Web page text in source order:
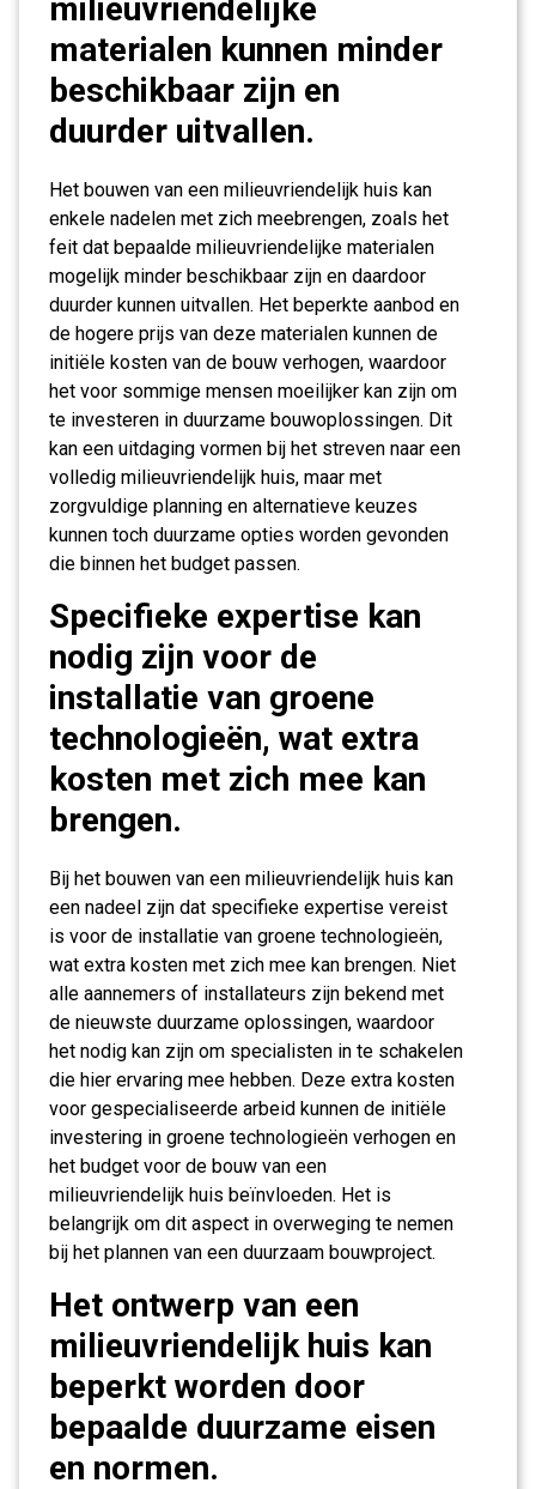
milieuvriendelijke
materialen kunnen minder
beschikbaar zijn en
duurder uitvallen.
Het bouwen van een milieuvriendelijk huis kan
enkele nadelen met zich meebrengen, zoals het
feit dat bepaalde milieuvriendelijke materialen
mogelijk minder beschikbaar zijn en daardoor
duurder kunnen uitvallen. Het beperkte aanbod en
de hogere prijs van deze materialen kunnen de
initiële kosten van de bouw verhogen, waardoor
het voor sommige mensen moeilijker kan zijn om
te investeren in duurzame bouwoplossingen. Dit
kan een uitdaging vormen bij het streven naar een
volledig milieuvriendelijk huis, maar met
zorgvuldige planning en alternatieve keuzes
kunnen toch duurzame opties worden gevonden
die binnen het budget passen.
Specifieke expertise kan
nodig zijn voor de
installatie van groene
technologieën, wat extra
kosten met zich mee kan
brengen.
Bij het bouwen van een milieuvriendelijk huis kan
een nadeel zijn dat specifieke expertise vereist
is voor de installatie van groene technologieën,
wat extra kosten met zich mee kan brengen. Niet
alle aannemers of installateurs zijn bekend met
de nieuwste duurzame oplossingen, waardoor
het nodig kan zijn om specialisten in te schakelen
die hier ervaring mee hebben. Deze extra kosten
voor gespecialiseerde arbeid kunnen de initiële
investering in groene technologieën verhogen en
het budget voor de bouw van een
milieuvriendelijk huis beïnvloeden. Het is
belangrijk om dit aspect in overweging te nemen
bij het plannen van een duurzaam bouwproject.
Het ontwerp van een
milieuvriendelijk huis kan
beperkt worden door
bepaalde duurzame eisen
en normen.